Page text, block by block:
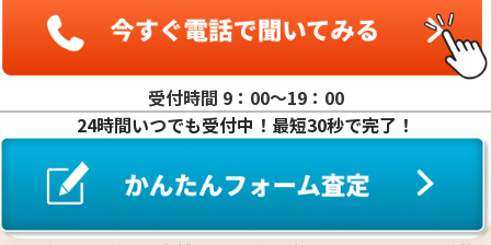
受付時間 9：00〜19：00
24時間いつでも受付中！最短30秒で完了！